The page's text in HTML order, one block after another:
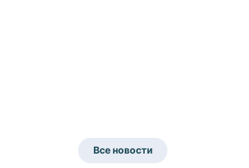
Все новости